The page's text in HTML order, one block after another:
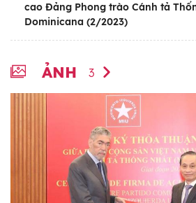
cao Đảng Phong trào Cánh tả
Dominicana (2/2023)
ẢNH 3